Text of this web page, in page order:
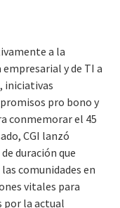
a la
y de TI a
iniciativas
pro bono y
conmemorar el 45
CGI lanzó
duración que
comunidades en
vitales para
por la actual